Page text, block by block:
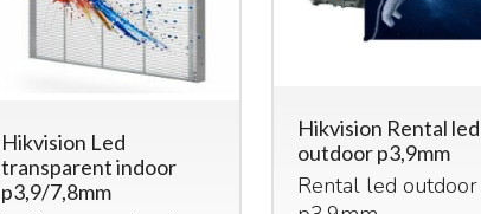
Hikvision Led
transparent indoor
p3,9/7,8mm
Hikvision Rental led
outdoor p3,9mm
Rental led outdoor